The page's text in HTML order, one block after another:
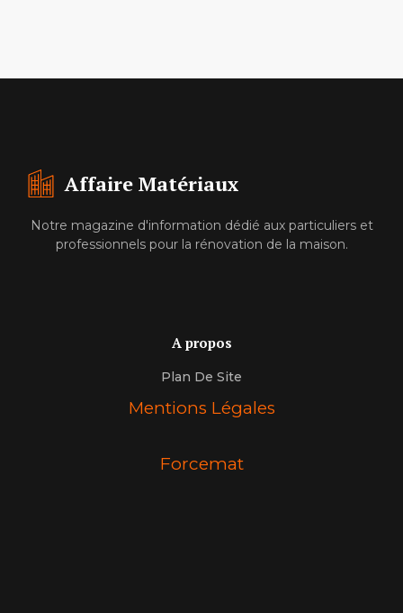
Affaire Matériaux
Notre magazine d'information dédié aux particuliers et
professionnels pour la rénovation de la maison.
A propos
Plan De Site
Mentions Légales
Forcemat